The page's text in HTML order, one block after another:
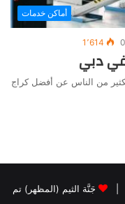
أماكن خدمات
0 1٬614
من الناس عن أفضل كراج
جَنَّة الثيم (المظهر) تم